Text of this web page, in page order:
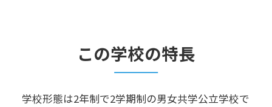
この学校の特長
学校形態は2年制で2学期制の男女共学公立学校で